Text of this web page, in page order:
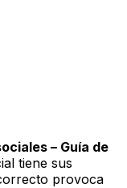
– Guía de
tiene sus
provoca